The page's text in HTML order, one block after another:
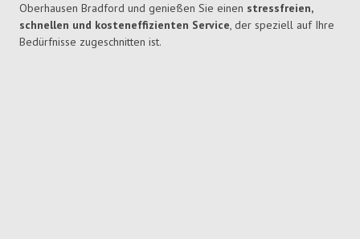
Oberhausen Bradford und genießen Sie einen stressfreien,
schnellen und kosteneffizienten Service, der speziell auf Ihre
Bedürfnisse zugeschnitten ist.